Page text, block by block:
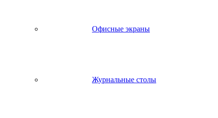
Офисные экраны
Журнальные столы